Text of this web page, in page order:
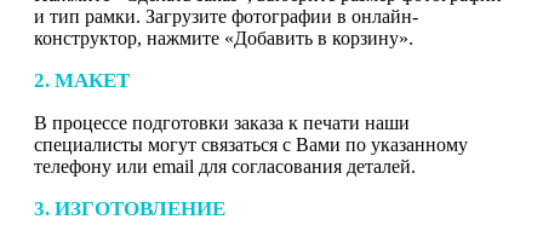
и тип рамки. Загрузите фотографии в онлайн-
конструктор, нажмите «Добавить в корзину».
2. МАКЕТ
В процессе подготовки заказа к печати наши
специалисты могут связаться с Вами по указанному
телефону или email для согласования деталей.
3. ИЗГОТОВЛЕНИЕ